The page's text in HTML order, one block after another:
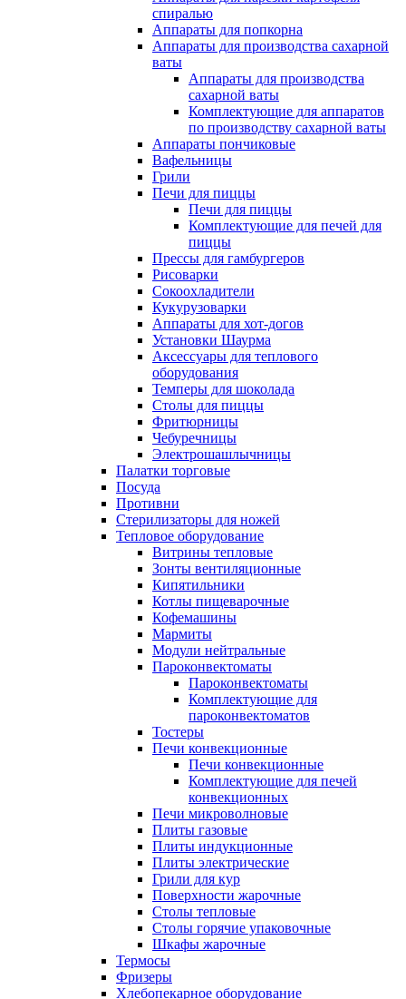
спиралью
Аппараты для попкорна
Аппараты для производства сахарной
ваты
Аппараты для производства
сахарной ваты
Комплектующие для аппаратов
по производству сахарной ваты
Аппараты пончиковые
Вафельницы
Грили
Печи для пиццы
Печи для пиццы
Комплектующие для печей для
пиццы
Прессы для гамбургеров
Рисоварки
Сокоохладители
Кукурузоварки
Аппараты для хот-догов
Установки Шаурма
Аксессуары для теплового
оборудования
Темперы для шоколада
Столы для пиццы
Фритюрницы
Чебуречницы
Электрошашлычницы
Палатки торговые
Посуда
Противни
Стерилизаторы для ножей
Тепловое оборудование
Витрины тепловые
Зонты вентиляционные
Кипятильники
Котлы пищеварочные
Кофемашины
Мармиты
Модули нейтральные
Пароконвектоматы
Пароконвектоматы
Комплектующие для
пароконвектоматов
Тостеры
Печи конвекционные
Печи конвекционные
Комплектующие для печей
конвекционных
Печи микроволновые
Плиты газовые
Плиты индукционные
Плиты электрические
Грили для кур
Поверхности жарочные
Столы тепловые
Столы горячие упаковочные
Шкафы жарочные
Термосы
Фризеры
Хлебопекарное оборудование